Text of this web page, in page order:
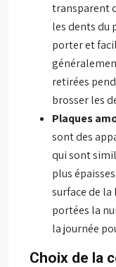
transparent
les dents du
porter et
retirées
brosser les
Plaques
sont des
qui sont
plus
surface de
portées la
la journée
Choix de la